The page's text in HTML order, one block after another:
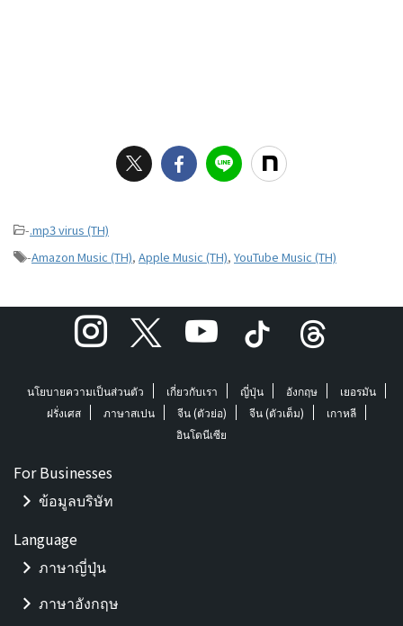
-.mp3 virus (TH)
-Amazon Music (TH), Apple Music (TH), YouTube Music (TH)
นโยบายความเป็นส่วนตัว เกี่ยวกับเรา ญี่ปุ่น อังกฤษ
เยอรมัน
ฝรั่งเศส
ภาษาสเปน จีน (ตัวย่อ) จีน (ตัวเต็ม)
เกาหลี
อินโดนีเซีย
For Businesses
ข้อมูลบริษัท
Language
ภาษาญี่ปุ่น
ภาษาอังกฤษ